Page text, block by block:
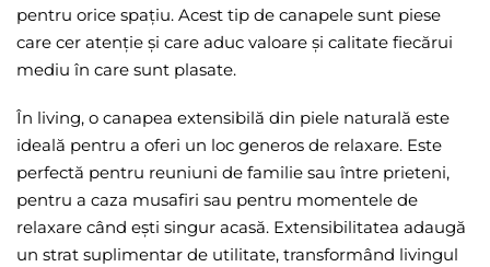
pentru orice spațiu. Acest tip de canapele sunt piese
care cer atenție și care aduc valoare și calitate fiecărui
mediu în care sunt plasate.
În living, o canapea extensibilă din piele naturală este
ideală pentru a oferi un loc generos de relaxare. Este
perfectă pentru reuniuni de familie sau între prieteni,
pentru a caza musafiri sau pentru momentele de
relaxare când ești singur acasă. Extensibilitatea adaugă
un strat suplimentar de utilitate, transformând livingul